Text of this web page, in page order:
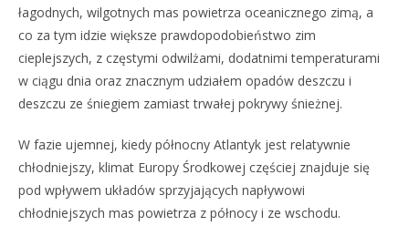
łagodnych, wilgotnych mas powietrza oceanicznego zimą, a
co za tym idzie większe prawdopodobieństwo zim
cieplejszych, z częstymi odwilżami, dodatnimi temperaturami
w ciągu dnia oraz znacznym udziałem opadów deszczu i
deszczu ze śniegiem zamiast trwałej pokrywy śnieżnej.
W fazie ujemnej, kiedy północny Atlantyk jest relatywnie
chłodniejszy, klimat Europy Środkowej częściej znajduje się
pod wpływem układów sprzyjających napływowi
chłodniejszych mas powietrza z północy i ze wschodu.